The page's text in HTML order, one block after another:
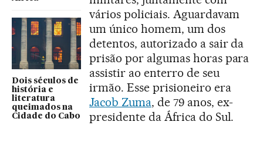
Dois séculos de
história e
literatura
queimados na
Cidade do Cabo
vários policiais. Aguardavam
um único homem, um dos
detentos, autorizado a sair da
prisão por algumas horas para
assistir ao enterro de seu
irmão. Esse prisioneiro era
Jacob Zuma, de 79 anos, ex-
presidente da África do Sul.